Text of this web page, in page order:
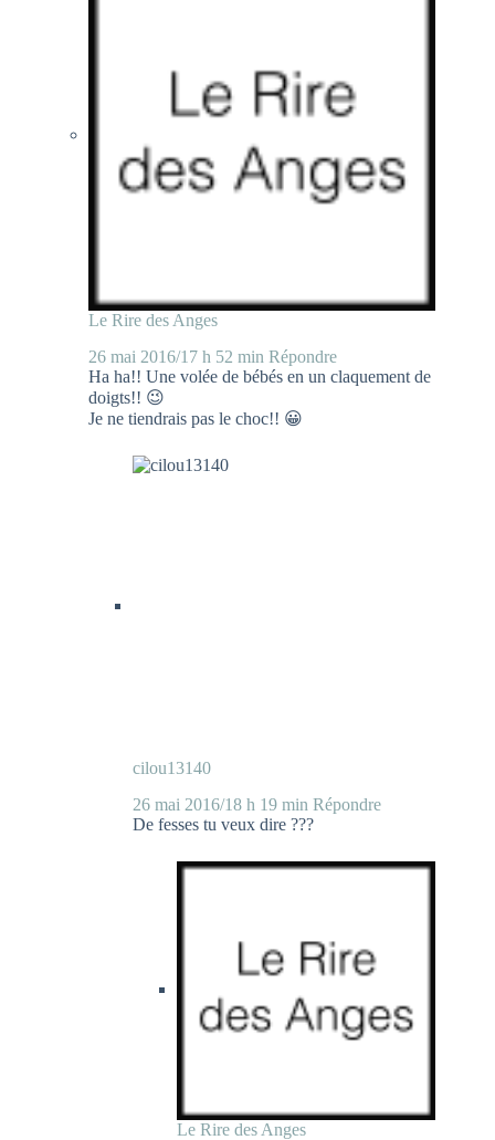
Le Rire des Anges
26 mai 2016/17 h 52 min Répondre
Ha ha!! Une volée de bébés en un claquement de
doigts!! 😉
Je ne tiendrais pas le choc!! 😀
cilou13140
26 mai 2016/18 h 19 min Répondre
De fesses tu veux dire ???
Le Rire des Anges